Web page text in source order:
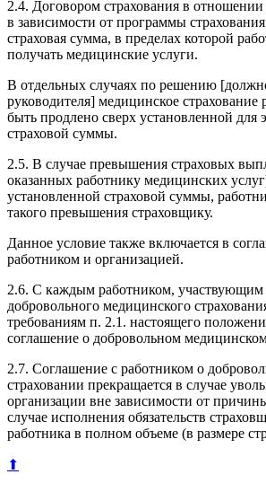
2.4. Договором страхования в
в зависимости от программы страхования
страховая сумма, в пределах которой
получать медицинские услуги.
В отдельных случаях по решению
руководителя] медицинское страхование
быть продлено сверх установленной для
страховой суммы.
2.5. В случае превышения страховых
оказанных работнику медицинских
установленной страховой суммы,
такого превышения страховщику.
Данное условие также включается в
работником и организацией.
2.6. С каждым работником, участвующим
добровольного медицинского
требованиям п. 2.1. настоящего
соглашение о добровольном
2.7. Соглашение с работником о
страховании прекращается в случае
организации вне зависимости от
случае исполнения обязательств
работника в полном объеме (в размере
⬆